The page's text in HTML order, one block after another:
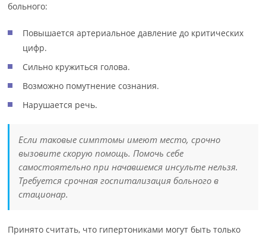
больного:
Повышается артериальное давление до критических
цифр.
Сильно кружиться голова.
Возможно помутнение сознания.
Нарушается речь.
Если таковые симптомы имеют место, срочно
вызовите скорую помощь. Помочь себе
самостоятельно при начавшемся инсульте нельзя.
Требуется срочная госпитализация больного в
стационар.
Принято считать, что гипертониками могут быть только